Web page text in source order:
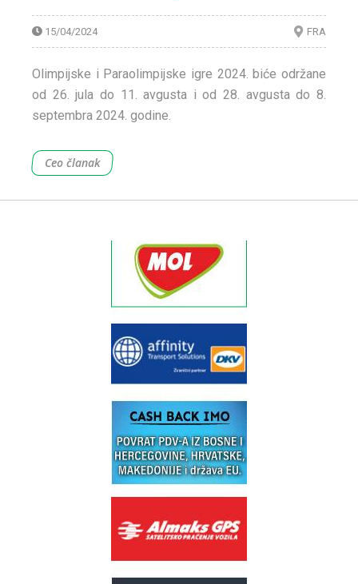
15/04/2024 FRA
Olimpijske i Paraolimpijske igre 2024. biće održane
od 26. jula do 11. avgusta i od 28. avgusta do 8.
septembra 2024. godine.
Ceo članak